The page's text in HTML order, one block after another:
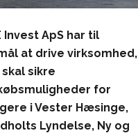
Invest ApS har til
at drive virksomhed,
sikre
for
i Vester Hæsinge,
Lyndelse, Ny og